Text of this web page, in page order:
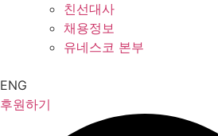
친선대사
채용정보
유네스코 본부
ENG
후원하기